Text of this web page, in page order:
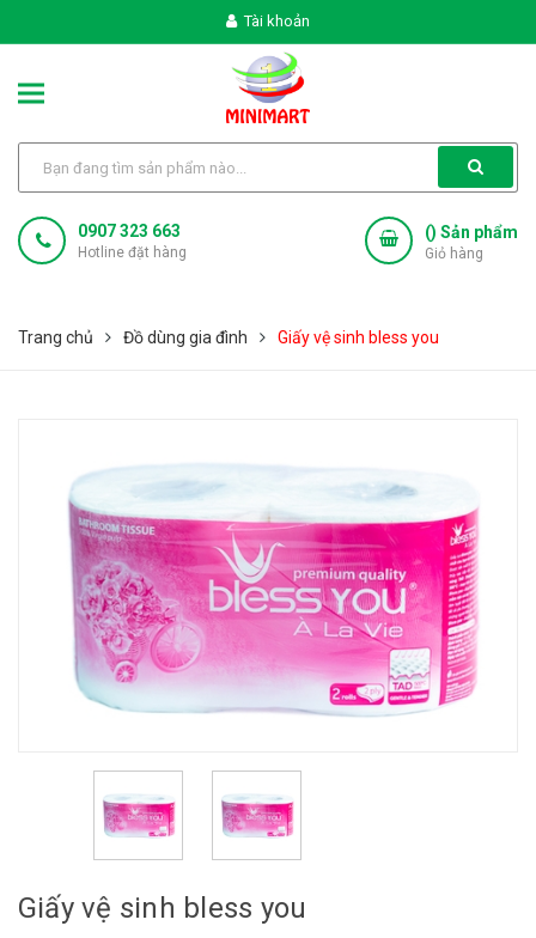
Tài khoản
0907 323 663
Hotline đặt hàng
() Sản phẩm
Giỏ hàng
Trang chủ Đồ dùng gia đình Giấy vệ sinh bless you
Giấy vệ sinh bless you